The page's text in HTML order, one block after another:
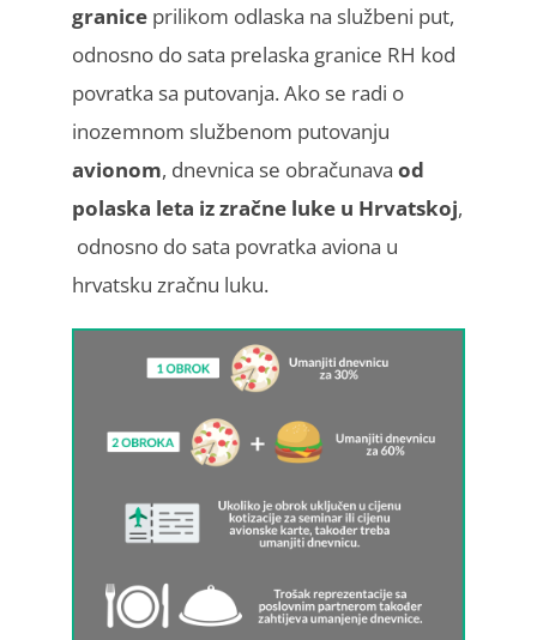
granice prilikom odlaska na službeni put,
odnosno do sata prelaska granice RH kod
povratka sa putovanja. Ako se radi o
inozemnom službenom putovanju
avionom, dnevnica se obračunava od
polaska leta iz zračne luke u Hrvatskoj,
odnosno do sata povratka aviona u
hrvatsku zračnu luku.